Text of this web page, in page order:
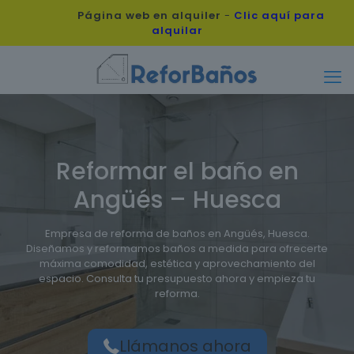
Página web en alquiler - Clic aquí para
alquilar
Reformar el baño en
Angüés – Huesca
Empresa de reforma de baños en Angüés, Huesca.
Diseñamos y reformamos baños a medida para ofrecerte
máxima comodidad, estética y aprovechamiento del
espacio. Consulta tu presupuesto ahora y empieza tu
reforma.
Llámanos ahora